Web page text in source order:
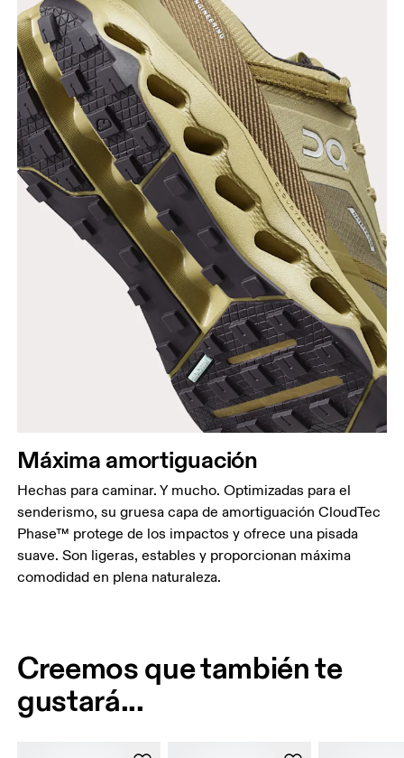
Máxima amortiguación
Hechas para caminar. Y mucho. Optimizadas para el
senderismo, su gruesa capa de amortiguación CloudTec
Phase™ protege de los impactos y ofrece una pisada
suave. Son ligeras, estables y proporcionan máxima
comodidad en plena naturaleza.
Creemos que también te
gustará...